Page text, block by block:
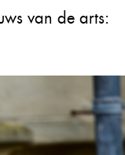
van de arts: